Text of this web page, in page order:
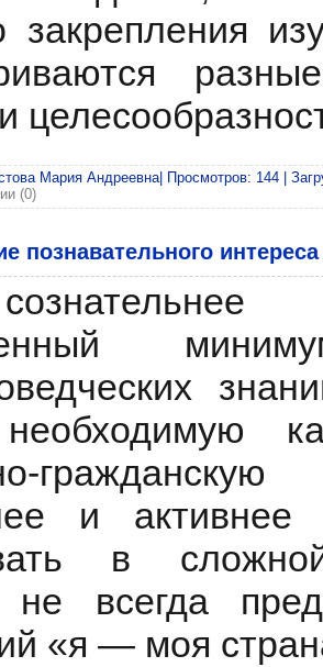
закрепления
Мария Андреевна| Просмотров: 144 |
(0)
познавательного
и
в
не всегда
«я — моя